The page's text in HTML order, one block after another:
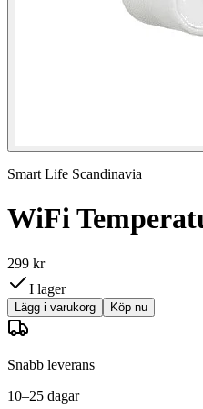
Smart Life Scandinavia
WiFi
299 kr
I lager
Lägg i varukorg Köp nu
Snabb leverans
10–25 dagar